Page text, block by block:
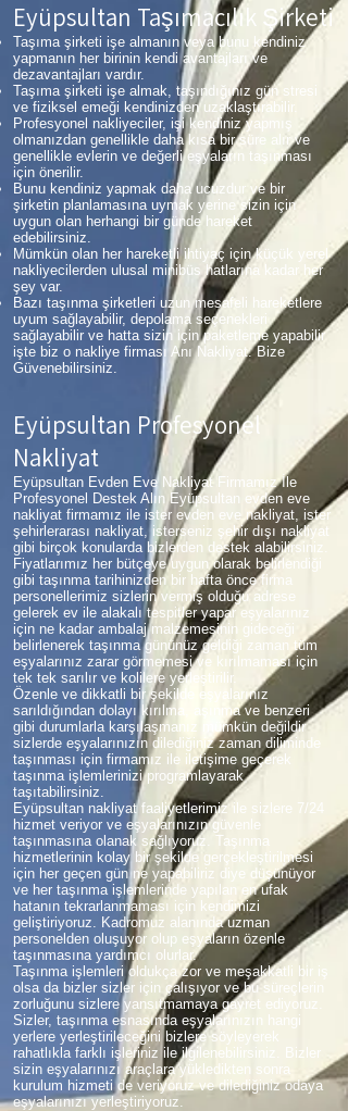
Eyüpsultan Taşımacılık Şirketi
Taşıma şirketi işe almanın veya bunu kendiniz
yapmanın her birinin kendi avantajları ve
dezavantajları vardır.
Taşıma şirketi işe almak, taşındığınız gün stresi
ve fiziksel emeği kendinizden uzaklaştırabilir.
Profesyonel nakliyeciler, işi kendiniz yapmış
olmanızdan genellikle daha kısa bir süre alır ve
genellikle evlerin ve değerli eşyaların taşınması
için önerilir.
Bunu kendiniz yapmak daha ucuzdur ve bir
şirketin planlamasına uymak yerine sizin için
uygun olan herhangi bir günde hareket
edebilirsiniz.
Mümkün olan her hareketli ihtiyaç için küçük yerel
nakliyecilerden ulusal minibüs hatlarına kadar her
şey var.
Bazı taşınma şirketleri uzun mesafeli hareketlere
uyum sağlayabilir, depolama seçenekleri
sağlayabilir ve hatta sizin için paketleme yapabilir
işte biz o nakliye firması Anı Nakliyat. Bize
Güvenebilirsiniz.
Eyüpsultan Profesyonel
Nakliyat
Eyüpsultan Evden Eve Nakliyat Firmamız İle
Profesyonel Destek Alın Eyüpsultan evden eve
nakliyat firmamız ile ister evden eve nakliyat, ister
şehirlerarası nakliyat, isterseniz şehir dışı nakliyat
gibi birçok konularda bizlerden destek alabilirsiniz.
Fiyatlarımız her bütçeye uygun olarak belirlendiği
gibi taşınma tarihinizden bir hafta önce firma
personellerimiz sizlerin vermiş olduğu adrese
gelerek ev ile alakalı tespitler yapar eşyalarınız
için ne kadar ambalaj malzemesinin gideceği
belirlenerek taşınma gününüz geldiği zaman tüm
eşyalarınız zarar görmemesi ve kırılmaması için
tek tek sarılır ve kolilere yerleştirilir.
Özenle ve dikkatli bir şekilde eşyalarınız
sarıldığından dolayı kırılma, aşınma ve benzeri
gibi durumlarla karşılaşmanız mümkün değildir
sizlerde eşyalarınızın dilediğiniz zaman diliminde
taşınması için firmamız ile iletişime geçerek
taşınma işlemlerinizi programlayarak
taşıtabilirsiniz.
Eyüpsultan nakliyat faaliyetlerimiz ile sizlere 7/24
hizmet veriyor ve eşyalarınızın güvenle
taşınmasına olanak sağlıyoruz. Taşınma
hizmetlerinin kolay bir şekilde gerçekleştirilmesi
için her geçen gün ne yapabiliriz diye düşünüyor
ve her taşınma işlemlerinde yapılan en ufak
hatanın tekrarlanmaması için kendimizi
geliştiriyoruz. Kadromuz alanında uzman
personelden oluşuyor olup eşyaların özenle
taşınmasına yardımcı olurlar.
Taşınma işlemleri oldukça zor ve meşakkatli bir iş
olsa da bizler sizler için çalışıyor ve bu süreçlerin
zorluğunu sizlere yansıtmamaya gayret ediyoruz.
Sizler, taşınma esnasında eşyalarınızın hangi
yerlere yerleştirileceğini bizlere söyleyerek
rahatlıkla farklı işleriniz ile ilgilenebilirsiniz. Bizler
sizin eşyalarınızı araçlara yükledikten sonra
kurulum hizmeti de veriyoruz ve dilediğiniz odaya
eşyalarınızı yerleştiriyoruz.